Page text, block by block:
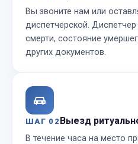
Вы звоните нам или
диспетчерской.
смерти, состояние
других документов.
ШАГ 02Выезд
В течение часа на место